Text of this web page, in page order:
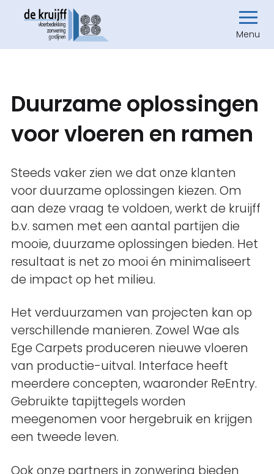
Menu
Duurzame oplossingen
voor vloeren en ramen
Steeds vaker zien we dat onze klanten
voor duurzame oplossingen kiezen. Om
aan deze vraag te voldoen, werkt de kruijff
b.v. samen met een aantal partijen die
mooie, duurzame oplossingen bieden. Het
resultaat is net zo mooi én minimaliseert
de impact op het milieu.
Het verduurzamen van projecten kan op
verschillende manieren. Zowel Wae als
Ege Carpets produceren nieuwe vloeren
van productie-uitval. Interface heeft
meerdere concepten, waaronder ReEntry.
Gebruikte tapijttegels worden
meegenomen voor hergebruik en krijgen
een tweede leven.
Ook onze partners in zonwering bieden